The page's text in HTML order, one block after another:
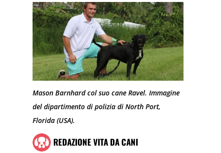
Mason Barnhard col suo cane Ravel. Immagine
del dipartimento di polizia di North Port,
Florida (USA).
REDAZIONE VITA DA CANI